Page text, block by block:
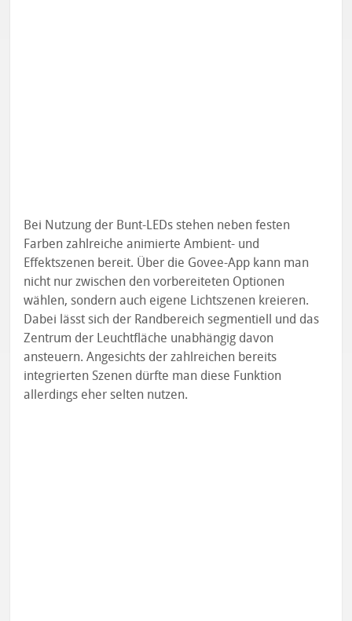
Bei Nutzung der Bunt-LEDs stehen neben festen
Farben zahlreiche animierte Ambient- und
Effektszenen bereit. Über die Govee-App kann man
nicht nur zwischen den vorbereiteten Optionen
wählen, sondern auch eigene Lichtszenen kreieren.
Dabei lässt sich der Randbereich segmentiell und das
Zentrum der Leuchtfläche unabhängig davon
ansteuern. Angesichts der zahlreichen bereits
integrierten Szenen dürfte man diese Funktion
allerdings eher selten nutzen.